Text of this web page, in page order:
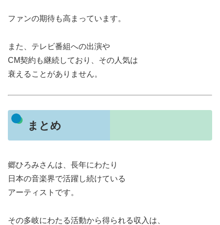
ファンの期待も高まっています。
また、テレビ番組への出演や
CM契約も継続しており、その人気は
衰えることがありません。
まとめ
郷ひろみさんは、長年にわたり
日本の音楽界で活躍し続けている
アーティストです。
その多岐にわたる活動から得られる収入は、